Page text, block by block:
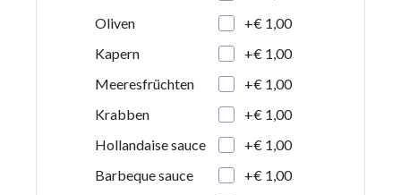
Oliven
+€ 1,00
Kapern
+€ 1,00
Meeresfrüchten
+€ 1,00
Krabben
+€ 1,00
Hollandaise sauce
+€ 1,00
Barbeque sauce
+€ 1,00